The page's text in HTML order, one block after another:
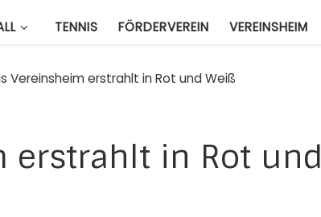
TENNIS FÖRDERVEREIN VEREINSHEIM
Vereinsheim erstrahlt in Rot und Weiß
erstrahlt in Rot und